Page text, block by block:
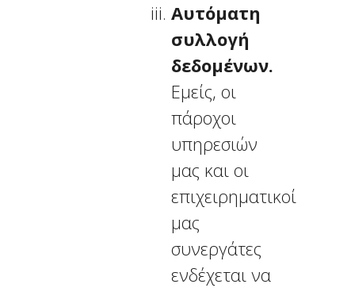
Αυτόματη
συλλογή
δεδομένων.
Εμείς, οι
πάροχοι
υπηρεσιών
μας και οι
επιχειρηματικοί
μας
συνεργάτες
ενδέχεται να